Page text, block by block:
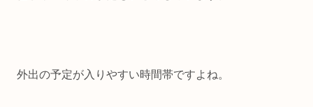
外出の予定が入りやすい時間帯ですよね。